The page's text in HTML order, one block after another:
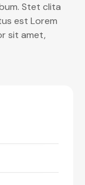
Stet clita
est Lorem
sit amet,